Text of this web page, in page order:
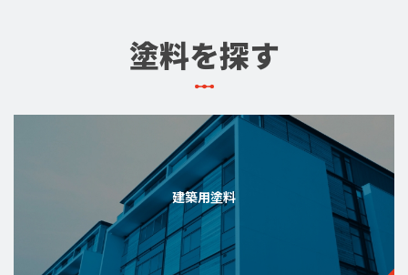
塗料を探す
建築用塗料